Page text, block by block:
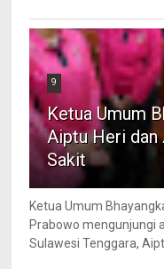
9
Ketua Umum
Aiptu Heri dan
Sakit
Ketua Umum
Prabowo mengunjungi
Sulawesi Tenggara,